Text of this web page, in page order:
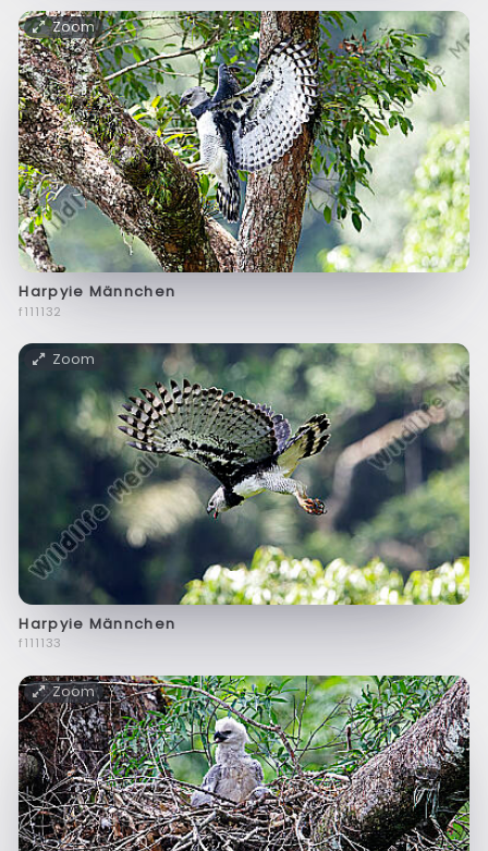
Zoom
Harpyie Männchen
f111132
Zoom
Harpyie Männchen
f111133
Zoom